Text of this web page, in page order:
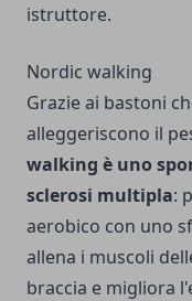
istruttore.
Nordic walking
Grazie ai bastoni
alleggeriscono il
walking è uno
sclerosi multipla:
aerobico con uno
allena i muscoli
braccia e migliora